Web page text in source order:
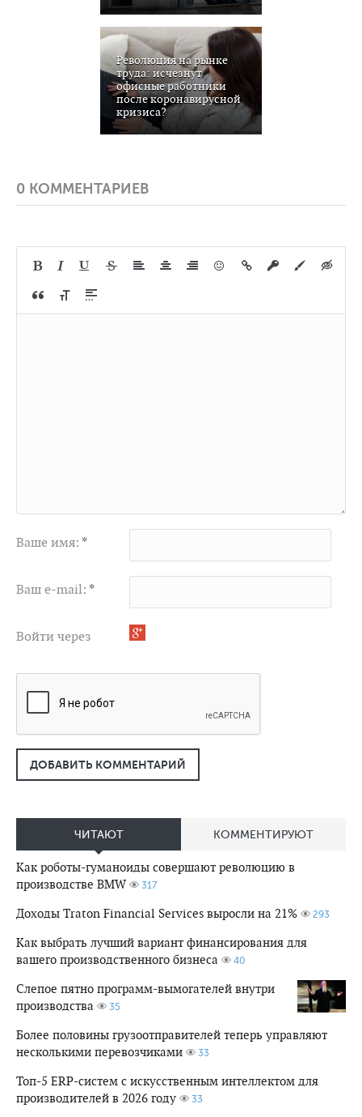
Революция на рынке
труда: исчезнут
офисные работники
после коронавирусной
кризиса?
0 КОММЕНТАРИЕВ
Ваше имя: *
Ваш e-mail: *
Войти через
ДОБАВИТЬ КОММЕНТАРИЙ
ЧИТАЮТ КОММЕНТИРУЮТ
Как роботы-гуманоиды совершают революцию в
производстве BMW
317
Доходы Traton Financial Services выросли на 21% 293
Как выбрать лучший вариант финансирования для
вашего производственного бизнеса
40
Слепое пятно программ-вымогателей внутри
производства
35
Более половины грузоотправителей теперь управляют
несколькими перевозчиками
33
Топ-5 ERP-систем с искусственным интеллектом для
производителей в 2026 году
33